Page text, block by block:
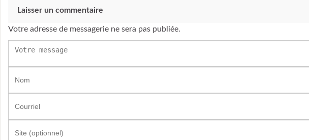
Laisser un commentaire
Votre adresse de messagerie ne sera pas publiée.